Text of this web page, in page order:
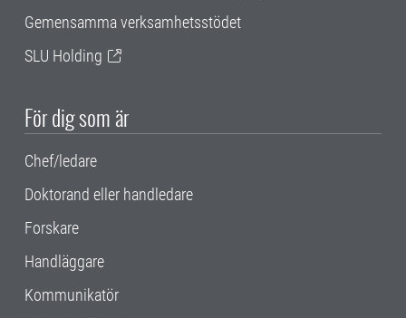
Gemensamma verksamhetsstödet
SLU Holding
För dig som är
Chef/ledare
Doktorand eller handledare
Forskare
Handläggare
Kommunikatör